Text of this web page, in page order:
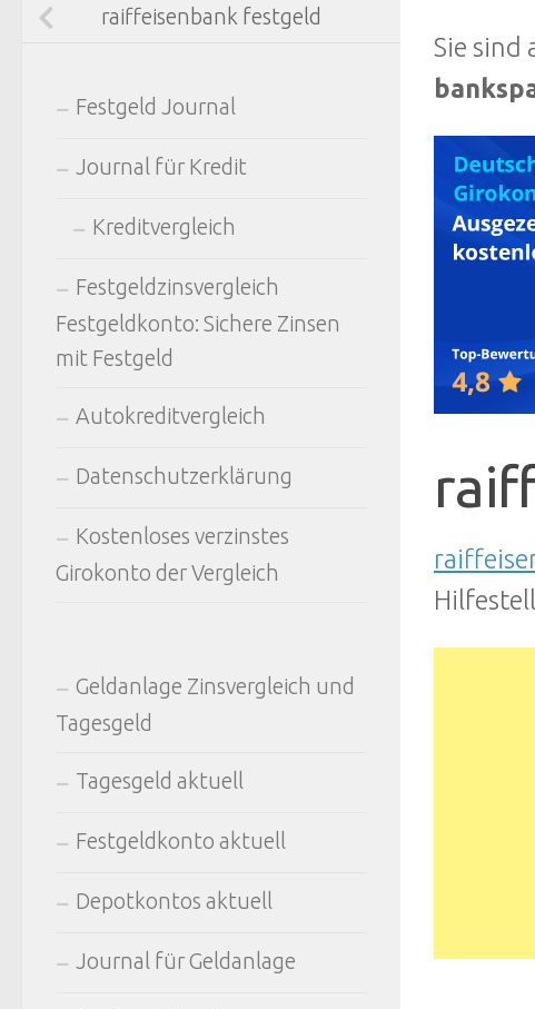
Sie sind
raiffeisenbank festgeld
Festgeld Journal
Journal für Kredit
Kreditvergleich
Festgeldzinsvergleich
Festgeldkonto: Sichere Zinsen
mit Festgeld
Autokreditvergleich
Datenschutzerklärung
Kostenloses verzinstes
Girokonto der Vergleich
Geldanlage Zinsvergleich und
Tagesgeld
Tagesgeld aktuell
Festgeldkonto aktuell
Depotkontos aktuell
Journal für Geldanlage